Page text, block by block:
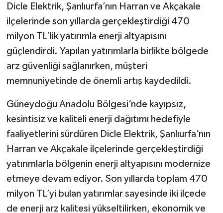
Dicle Elektrik, Şanlıurfa’nın Harran ve Akçakale
ilçelerinde son yıllarda gerçekleştirdiği 470
milyon TL’lik yatırımla enerji altyapısını
güçlendirdi. Yapılan yatırımlarla birlikte bölgede
arz güvenliği sağlanırken, müşteri
memnuniyetinde de önemli artış kaydedildi.
Güneydoğu Anadolu Bölgesi’nde kayıpsız,
kesintisiz ve kaliteli enerji dağıtımı hedefiyle
faaliyetlerini sürdüren Dicle Elektrik, Şanlıurfa’nın
Harran ve Akçakale ilçelerinde gerçekleştirdiği
yatırımlarla bölgenin enerji altyapısını modernize
etmeye devam ediyor. Son yıllarda toplam 470
milyon TL’yi bulan yatırımlar sayesinde iki ilçede
de enerji arz kalitesi yükseltilirken, ekonomik ve